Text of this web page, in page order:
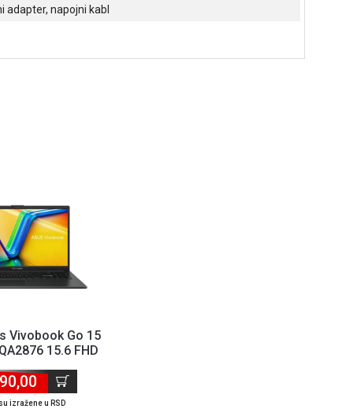
adapter, napojni kabl
Vivobook Go 15
15.6 FHD
izražene u RSD